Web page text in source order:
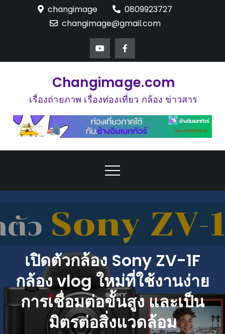
changimage
0809923727
changimage@gmail.com
Changimage.com
เรื่องถ่ายภาพ เรื่องท่องเที่ยว กล้อง ข่าวสาร
เปิดตัวกล้อง Sony ZV-1F
กล้อง vlog ใหม่ที่ใช้งานง่าย
การเชื่อมต่อขั้นสูง และเป็น
มิตรต่อสิ่งแวดล้อม